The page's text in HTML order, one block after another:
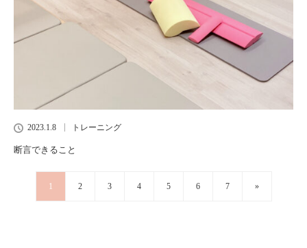
2023.1.8 トレーニング
断言できること
1 2 3 4 5 6 7 »